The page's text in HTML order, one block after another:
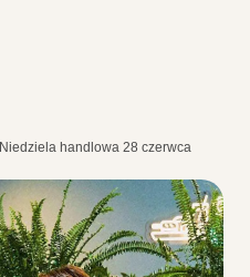
Niedziela handlowa 28 czerwca